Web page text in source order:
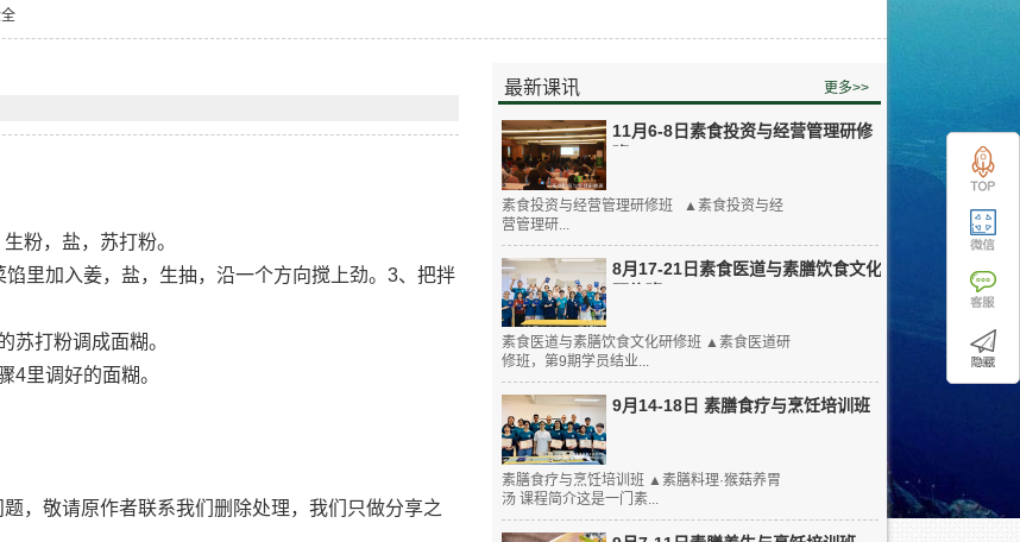
最新课讯 更多>>
11月6-8日素食投资与经营管理研修
素食投资与经营管理研修班 ▲素食投资与经
营管理研...
8月17-21日素食医道与素膳饮食文化
研修班
素食医道与素膳饮食文化研修班 ▲素食医道研
修班，第9期学员结业...
9月14-18日 素膳食疗与烹饪培训班
素膳食疗与烹饪培训班 ▲素膳料理·猴菇养胃
汤 课程简介这是一门素...
粉，盐，苏打粉。
里加入姜，盐，生抽，沿一个方向搅上劲。3、把拌
苏打粉调成面糊。
4里调好的面糊。
，敬请原作者联系我们删除处理，我们只做分享之